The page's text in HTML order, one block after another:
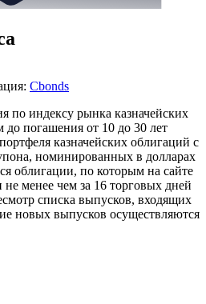
Cbonds
по индексу рынка казначейских
погашения от 10 до 30 лет
казначейских облигаций с
номинированных в долларах
облигации, по которым на сайте
менее чем за 16 торговых дней
списка выпусков, входящих
новых выпусков осуществляются